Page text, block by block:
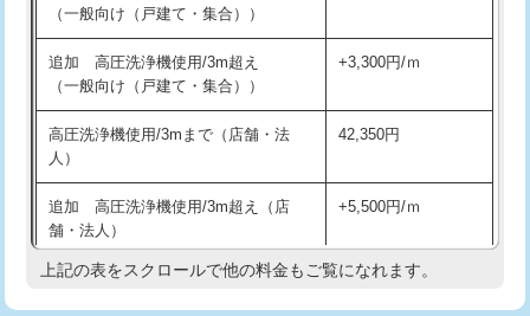
給水管工事※（支持金具設置)
給水管工事※（保温材使用（バンド止
め込み）)
5,500円
給水管工事※（土の掘削・埋め戻し作
業)
11,000円
給水管工事※（塩ビ管（VP・HI）使
用/3ｍまで)
33,000円
給水管工事※（塩ビ管（VP・HI）使
+8,800円
（一般向け（戸建て・集合））
追加 高圧洗浄機使用/3m超え
（一般向け（戸建て・集合））
+3,300円/ｍ
高圧洗浄機使用/3mまで（店舗・法
人）
42,350円
追加 高圧洗浄機使用/3m超え（店
舗・法人）
+5,500円/ｍ
高度高圧洗浄換 現地調査
上記の表をスクロールで他の料金もご覧になれます。